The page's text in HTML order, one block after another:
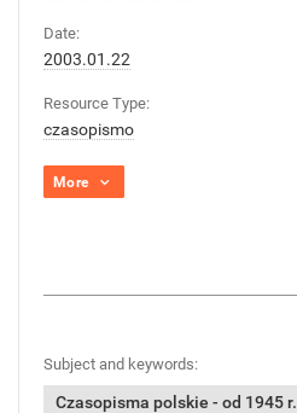
Date:
2003.01.22
Resource Type:
czasopismo
More
Subject and keywords:
Czasopisma polskie - od 1945 r.